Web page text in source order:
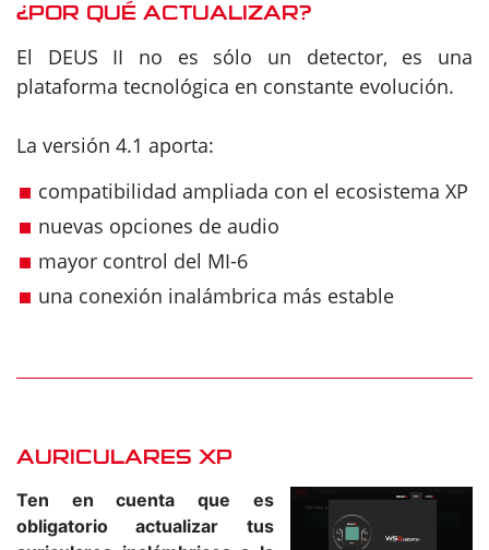
¿POR QUÉ ACTUALIZAR?
El DEUS II no es sólo un detector, es una
plataforma tecnológica en constante evolución.
La versión 4.1 aporta:
compatibilidad ampliada con el ecosistema XP
nuevas opciones de audio
mayor control del MI-6
una conexión inalámbrica más estable
AURICULARES XP
Ten en cuenta que es
obligatorio actualizar tus